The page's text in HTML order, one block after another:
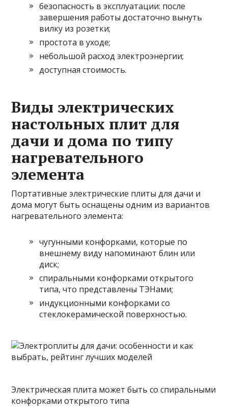
безопасность в эксплуатации: после
завершения работы достаточно вынуть
вилку из розетки;
простота в уходе;
небольшой расход электроэнергии;
доступная стоимость.
Виды электрических
настольных плит для
дачи и дома по типу
нагревательного
элемента
Портативные электрические плиты для дачи и
дома могут быть оснащены одним из вариантов
нагревательного элемента:
чугунными конфорками, которые по
внешнему виду напоминают блин или
диск;
спиральными конфорками открытого
типа, что представлены ТЭНами;
индукционными конфорками со
стеклокерамической поверхностью.
Электрическая плита может быть со спиральными
конфорками открытого типа